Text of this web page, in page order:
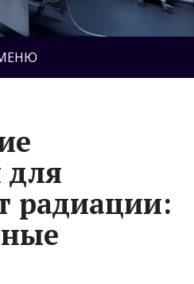
радиации: